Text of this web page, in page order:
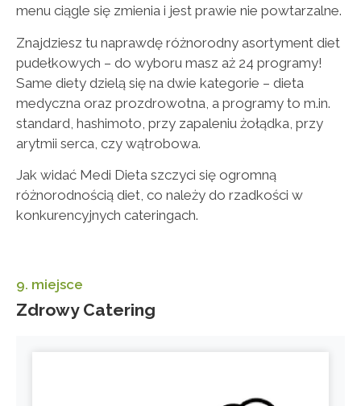
menu ciągle się zmienia i jest prawie nie powtarzalne.
Znajdziesz tu naprawdę różnorodny asortyment diet
pudełkowych – do wyboru masz aż 24 programy!
Same diety dzielą się na dwie kategorie – dieta
medyczna oraz prozdrowotna, a programy to m.in.
standard, hashimoto, przy zapaleniu żołądka, przy
arytmii serca, czy wątrobowa.
Jak widać Medi Dieta szczyci się ogromną
różnorodnością diet, co należy do rzadkości w
konkurencyjnych cateringach.
9. miejsce
Zdrowy Catering